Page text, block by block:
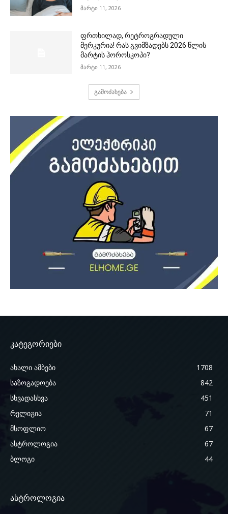
მარტი 11, 2026
ფრთხილად, რეტროგრადული
მერკურია! რას გვიმზადებს 2026 წლის
მარტის ჰოროსკოპი?
მარტი 11, 2026
გამოძახება
კატეგორიები
ახალი ამბები
1708
საზოგადოება
842
სხვადასხვა
451
რელიგია
71
მსოფლიო
67
ასტროლოგია
67
ბლოგი
44
ასტროლოგია